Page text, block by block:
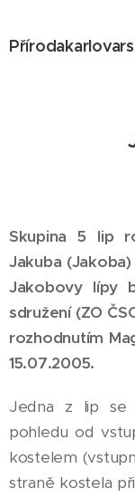
Skupina 5 lip
Jakuba
Jakobovy lípy
sdružení (ZO
rozhodnutím
15.07.2005.
Jedna z lip se
pohledu od
kostelem
straně kostela